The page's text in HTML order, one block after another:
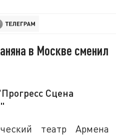
в Москве сменил
Сцена
театр Армена